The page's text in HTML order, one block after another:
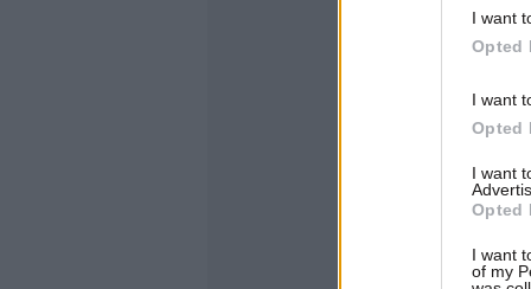
I want
Opted
I want
Opted
I want
Opted
I want
of my